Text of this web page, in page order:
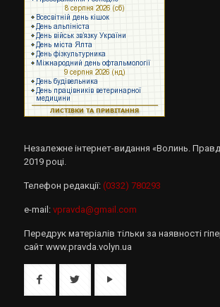
Незалежне інтернет-видання «Волинь.
2019 році.
Телефон редакції: (0332) 780293
e-mail: vpravda@gmail.com
Передрук матеріалів тільки за наявності
сайт www.pravda.volyn.ua